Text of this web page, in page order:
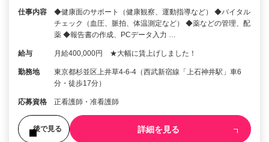
仕事内容
◆健康面のサポート（健康観察、運動指導など） ◆バイタル
チェック（血圧、脈拍、体温測定など） ◆薬などの管理、配
薬 ◆報告書の作成、PCデータ入力 …
給与 月給400,000円 ★大幅に賃上げしました！
勤務地
東京都杉並区上井草4-6-4（西武新宿線「上石神井駅」車6
分・徒歩17分）
応募資格 正看護師・准看護師
後で見る 詳細を見る